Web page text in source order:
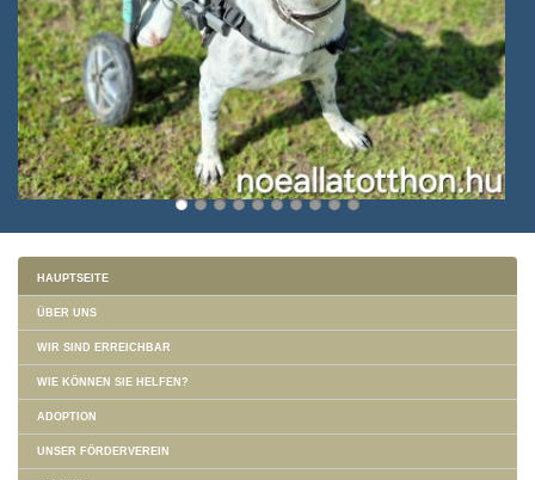
HAUPTSEITE
ÜBER UNS
WIR SIND ERREICHBAR
WIE KÖNNEN SIE HELFEN?
ADOPTION
UNSER FÖRDERVEREIN